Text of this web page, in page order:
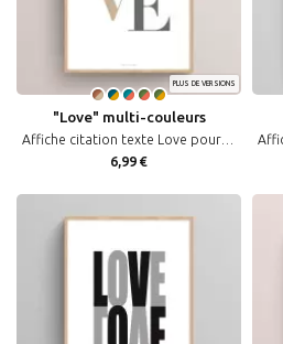
PLUS DE VERSIONS
"Love" multi-couleurs
6,99 €